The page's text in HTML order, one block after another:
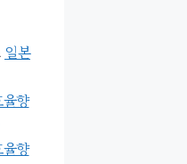
일본
향
향